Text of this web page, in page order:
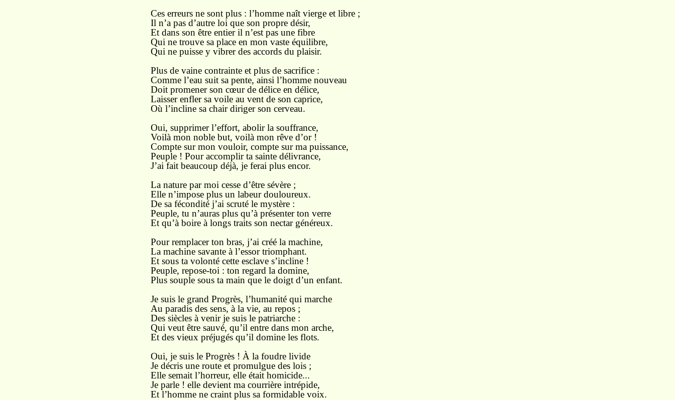
Ces erreurs ne sont plus : l’homme naît vierge et libre ;
Il n’a pas d’autre loi que son propre désir,
Et dans son être entier il n’est pas une fibre
Qui ne trouve sa place en mon vaste équilibre,
Qui ne puisse y vibrer des accords du plaisir.
Plus de vaine contrainte et plus de sacrifice :
Comme l’eau suit sa pente, ainsi l’homme nouveau
Doit promener son cœur de délice en délice,
Laisser enfler sa voile au vent de son caprice,
Où l’incline sa chair diriger son cerveau.
Oui, supprimer l’effort, abolir la souffrance,
Voilà mon noble but, voilà mon rêve d’or !
Compte sur mon vouloir, compte sur ma puissance,
Peuple ! Pour accomplir ta sainte délivrance,
J’ai fait beaucoup déjà, je ferai plus encor.
La nature par moi cesse d’être sévère ;
Elle n’impose plus un labeur douloureux.
De sa fécondité j’ai scruté le mystère :
Peuple, tu n’auras plus qu’à présenter ton verre
Et qu’à boire à longs traits son nectar généreux.
Pour remplacer ton bras, j’ai créé la machine,
La machine savante à l’essor triomphant.
Et sous ta volonté cette esclave s’incline !
Peuple, repose-toi : ton regard la domine,
Plus souple sous ta main que le doigt d’un enfant.
Je suis le grand Progrès, l’humanité qui marche
Au paradis des sens, à la vie, au repos ;
Des siècles à venir je suis le patriarche :
Qui veut être sauvé, qu’il entre dans mon arche,
Et des vieux préjugés qu’il domine les flots.
Oui, je suis le Progrès ! À la foudre livide
Je décris une route et promulgue des lois ;
Elle semait l’horreur, elle était homicide...
Je parle ! elle devient ma courrière intrépide,
Et l’homme ne craint plus sa formidable voix.